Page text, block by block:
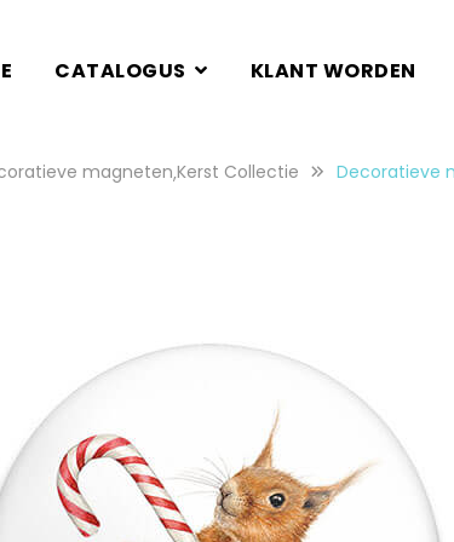
CATALOGUS KLANT WORDEN
magneten,Kerst Collectie Decoratieve